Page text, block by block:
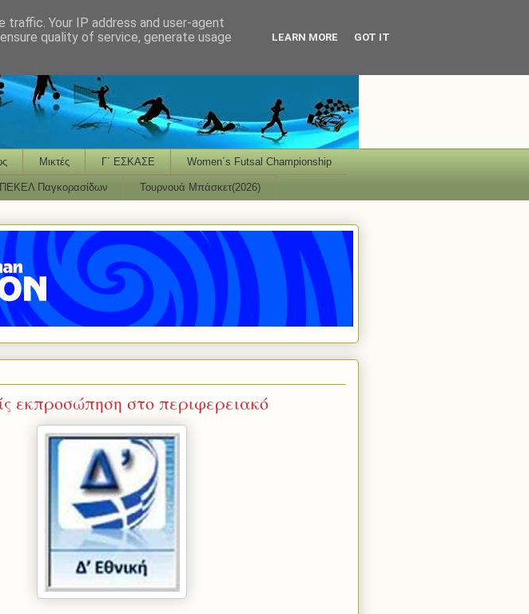
Μικτές Γ΄ ΕΣΚΑΣΕ Women΄s Futsal Championship
Παγκορασίδων Τουρνουά Μπάσκετ(2026)
εκπροσώπηση στο περιφερειακό
Your IP address and user-agent
quality of service, generate usage
LEARN MORE GOT IT